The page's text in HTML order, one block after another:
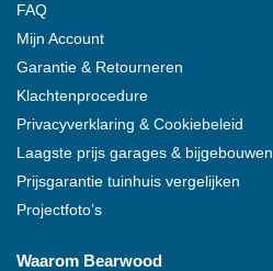
FAQ
Mijn Account
Garantie & Retourneren
Klachtenprocedure
Privacyverklaring & Cookiebeleid
Laagste prijs garages & bijgebouwen
Prijsgarantie tuinhuis vergelijken
Projectfoto’s
Waarom Bearwood